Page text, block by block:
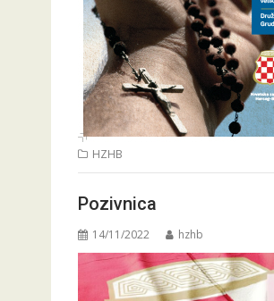
HZHB
Pozivnica
14/11/2022 hzhb